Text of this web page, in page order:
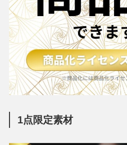
1点限定素材